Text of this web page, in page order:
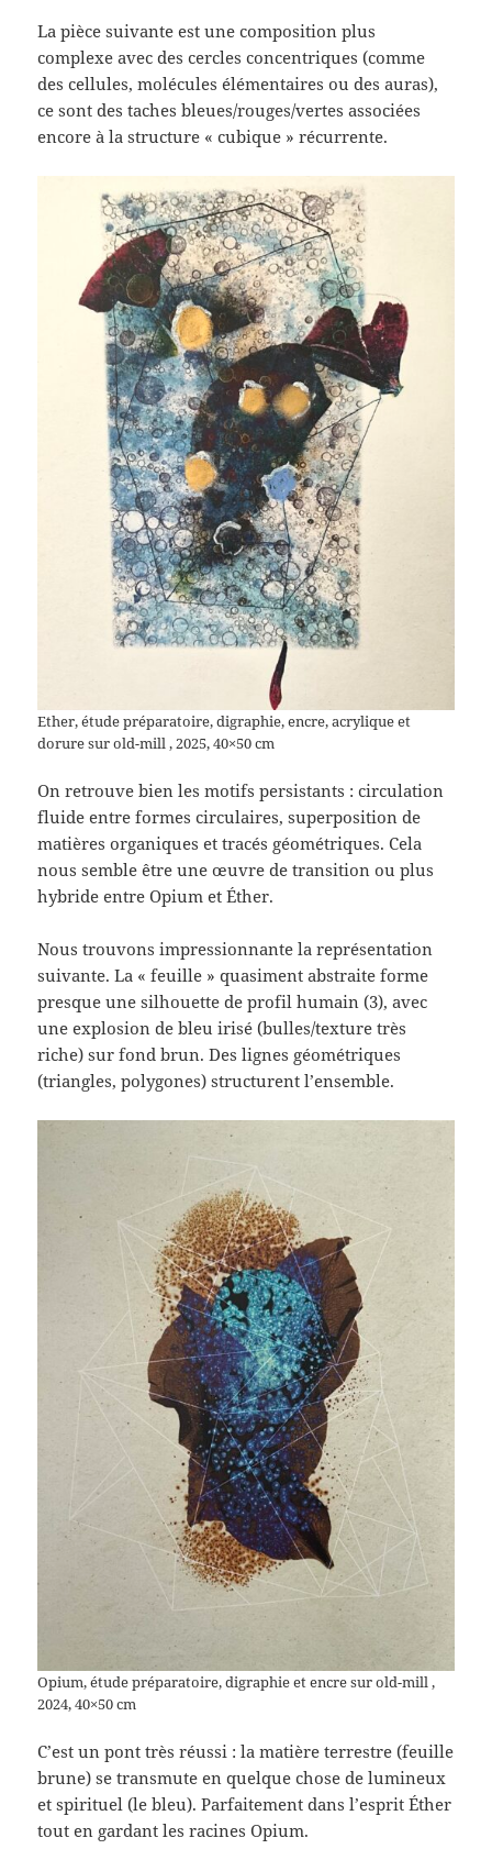
La pièce suivante est une composition plus
complexe avec des cercles concentriques (comme
des cellules, molécules élémentaires ou des auras),
ce sont des taches bleues/rouges/vertes associées
encore à la structure « cubique » récurrente.
Ether, étude préparatoire, digraphie, encre, acrylique et
dorure sur old-mill , 2025, 40×50 cm
On retrouve bien les motifs persistants : circulation
fluide entre formes circulaires, superposition de
matières organiques et tracés géométriques. Cela
nous semble être une œuvre de transition ou plus
hybride entre Opium et Éther.
Nous trouvons impressionnante la représentation
suivante. La « feuille » quasiment abstraite forme
presque une silhouette de profil humain (3), avec
une explosion de bleu irisé (bulles/texture très
riche) sur fond brun. Des lignes géométriques
(triangles, polygones) structurent l’ensemble.
Opium, étude préparatoire, digraphie et encre sur old-mill ,
2024, 40×50 cm
C’est un pont très réussi : la matière terrestre (feuille
brune) se transmute en quelque chose de lumineux
et spirituel (le bleu). Parfaitement dans l’esprit Éther
tout en gardant les racines Opium.